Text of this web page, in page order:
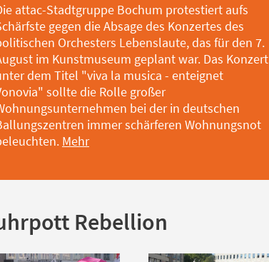
attac-Stadtgruppe Bochum protestiert aufs
gegen die Absage des Konzertes des
Orchesters Lebenslaute, das für den 7.
im Kunstmuseum geplant war. Das Konzert
dem Titel "viva la musica - enteignet
sollte die Rolle großer
bei der in deutschen
immer schärferen Wohnungsnot
Mehr
Rebellion